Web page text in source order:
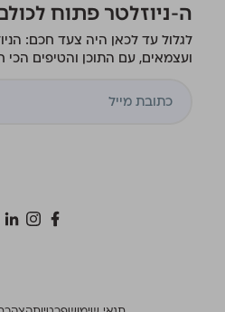
ה-ניוזלטר פתוח
לגלול עד לכאן היה צעד חכם:
ועצמאים, עם התוכן והטיפים הכי